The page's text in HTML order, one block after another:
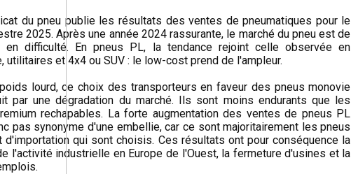
du pneu publie les résultats des ventes de pneumatiques pour le
2025. Après une année 2024 rassurante, le marché du pneu est de
en difficulté. En pneus PL, la tendance rejoint celle observée en
utilitaires et 4x4 ou SUV : le low-cost prend de l'ampleur.
lourd, ce choix des transporteurs en faveur des pneus monovie
par une dégradation du marché. Ils sont moins endurants que les
rechapables. La forte augmentation des ventes de pneus PL
pas synonyme d'une embellie, car ce sont majoritairement les pneus
d'importation qui sont choisis. Ces résultats ont pour conséquence la
l'activité industrielle en Europe de l'Ouest, la fermeture d'usines et la